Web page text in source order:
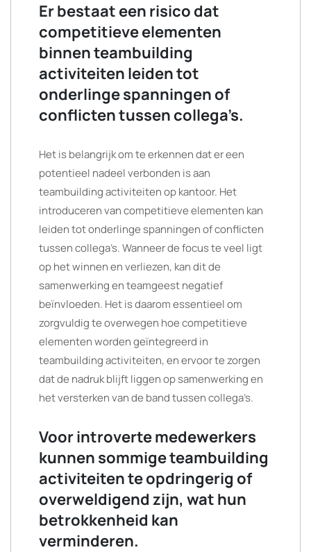
Er bestaat een risico dat
competitieve elementen
binnen teambuilding
activiteiten leiden tot
onderlinge spanningen of
conflicten tussen collega’s.
Het is belangrijk om te erkennen dat er een
potentieel nadeel verbonden is aan
teambuilding activiteiten op kantoor. Het
introduceren van competitieve elementen kan
leiden tot onderlinge spanningen of conflicten
tussen collega’s. Wanneer de focus te veel ligt
op het winnen en verliezen, kan dit de
samenwerking en teamgeest negatief
beïnvloeden. Het is daarom essentieel om
zorgvuldig te overwegen hoe competitieve
elementen worden geïntegreerd in
teambuilding activiteiten, en ervoor te zorgen
dat de nadruk blijft liggen op samenwerking en
het versterken van de band tussen collega’s.
Voor introverte medewerkers
kunnen sommige teambuilding
activiteiten te opdringerig of
overweldigend zijn, wat hun
betrokkenheid kan
verminderen.